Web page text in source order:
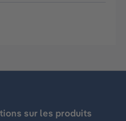
sur les produits